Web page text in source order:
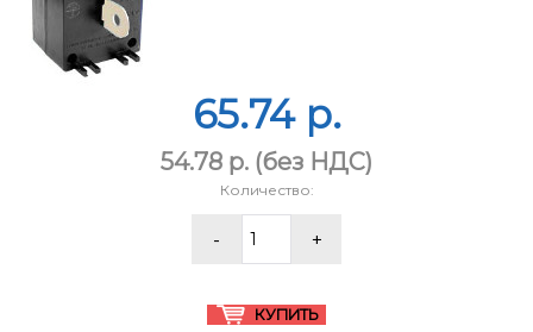
65.74 p.
54.78 p. (без НДС)
Количество: